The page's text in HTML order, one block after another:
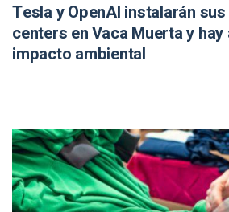
Tesla y OpenAI instalarán
centers en Vaca Muerta y
impacto ambiental